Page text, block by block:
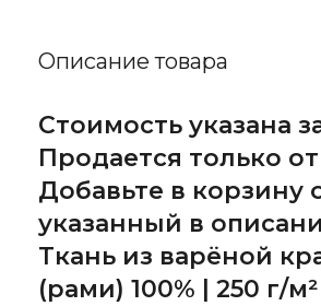
Описание товара
Стоимость указана
Продается только
Добавьте в корзину
указанный в
Ткань из варёной
(рами) 100% | 250 г/м² |